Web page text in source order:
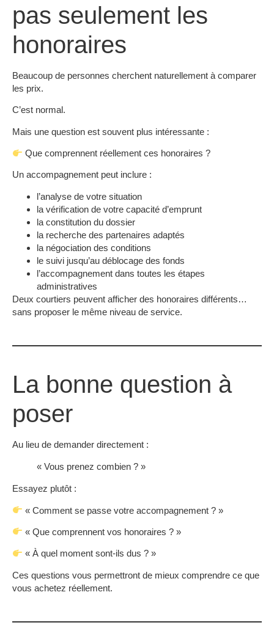
pas seulement les
honoraires
Beaucoup de personnes cherchent naturellement à comparer
les prix.
C’est normal.
Mais une question est souvent plus intéressante :
Que comprennent réellement ces honoraires ?
Un accompagnement peut inclure :
l’analyse de votre situation
la vérification de votre capacité d’emprunt
la constitution du dossier
la recherche des partenaires adaptés
la négociation des conditions
le suivi jusqu’au déblocage des fonds
l’accompagnement dans toutes les étapes
administratives
Deux courtiers peuvent afficher des honoraires différents…
sans proposer le même niveau de service.
La bonne question à
poser
Au lieu de demander directement :
« Vous prenez combien ? »
Essayez plutôt :
« Comment se passe votre accompagnement ? »
« Que comprennent vos honoraires ? »
« À quel moment sont-ils dus ? »
Ces questions vous permettront de mieux comprendre ce que
vous achetez réellement.